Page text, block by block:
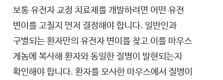
보통 유전자 교정 치료제를 개발하려면 어떤 유전
변이를 고칠지 먼저 결정해야 합니다. 일반인과
구별되는 환자만의 유전자 변이를 찾고 이를 마우스
게놈에 복사해 환자와 동일한 질병이 발현되는지
확인해야 합니다. 환자를 모사한 마우스에서 질병이